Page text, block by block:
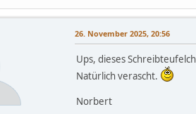
26. November 2025, 20:56
Ups, dieses
Natürlich verascht.
Norbert